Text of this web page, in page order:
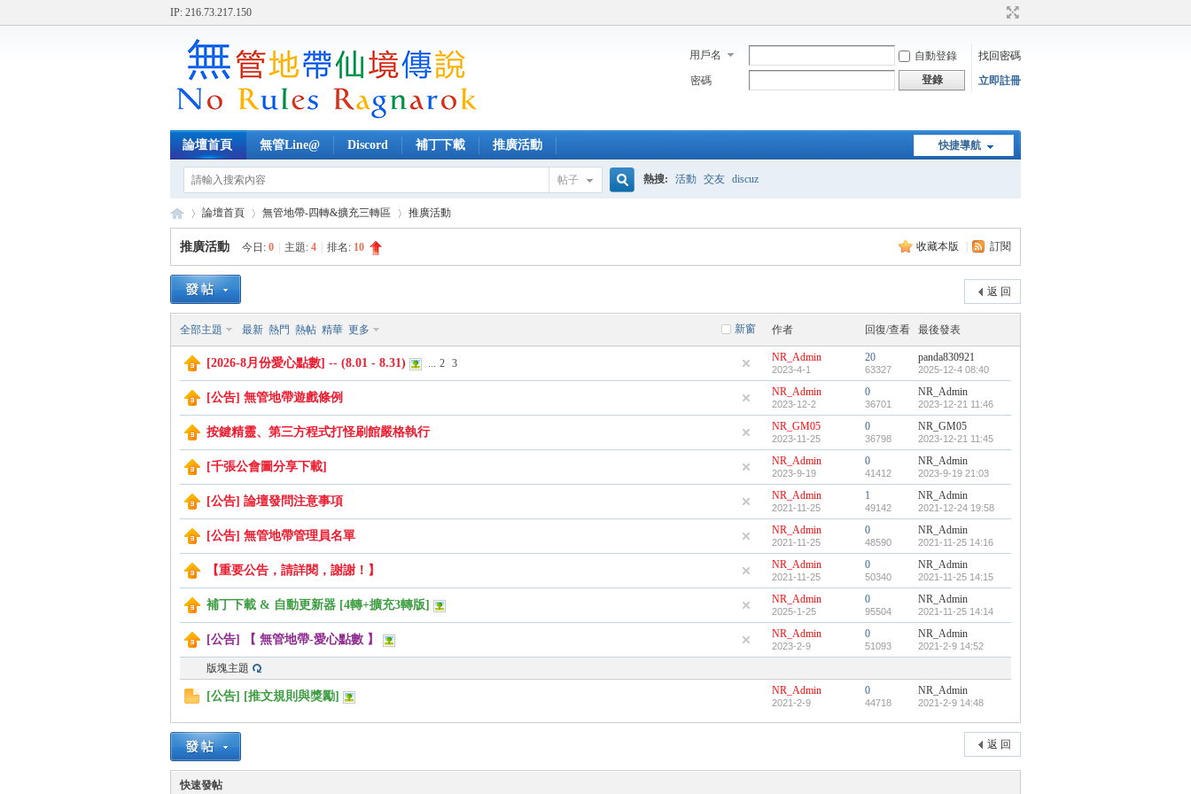
IP: 216.73.217.150
用戶名 自動登錄
找回密碼
密碼
登錄 立即註冊
快捷導航
論壇首頁 無管Line@ Discord 補丁下載 推廣活動
帖子 熱搜: 活動 交友 discuz
»
論壇首頁 無管地帶-四轉&擴充三轉區 推廣活動
收藏本版 訂閱
推廣活動 今日: 0 主題: 4 排名: 10
返 回
新窗
全部主題 最新 熱門 熱帖 精華 更多 作者 回復/查看 最後發表
[2026-8月份愛心點數] -- (8.01 - 8.31) ... 2 3 NR_Admin
2023-4-1
20
63327
panda830921
2025-12-4 08:40
[公告] 無管地帶遊戲條例 NR_Admin
2023-12-2
0
36701
NR_Admin
2023-12-21 11:46
按鍵精靈、第三方程式打怪刷館嚴格執行 NR_GM05
2023-11-25
0
36798
NR_GM05
2023-12-21 11:45
[千張公會圖分享下載] NR_Admin
2023-9-19
0
41412
NR_Admin
2023-9-19 21:03
[公告] 論壇發問注意事項 NR_Admin
2021-11-25
1
49142
NR_Admin
2021-12-24 19:58
[公告] 無管地帶管理員名單 NR_Admin
2021-11-25
0
48590
NR_Admin
2021-11-25 14:16
【重要公告，請詳閱，謝謝！】 NR_Admin
2021-11-25
0
50340
NR_Admin
2021-11-25 14:15
補丁下載 & 自動更新器 [4轉+擴充3轉版] NR_Admin
2025-1-25
0
95504
NR_Admin
2021-11-25 14:14
[公告] 【 無管地帶-愛心點數 】 NR_Admin
2023-2-9
0
51093
NR_Admin
2021-2-9 14:52
版塊主題
[公告] [推文規則與獎勵] NR_Admin
2021-2-9
0
44718
NR_Admin
2021-2-9 14:48
返 回
快速發帖